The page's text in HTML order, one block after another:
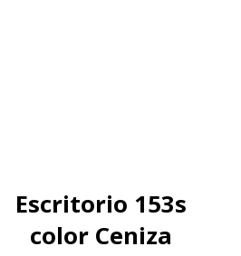
Escritorio 153s
color Ceniza